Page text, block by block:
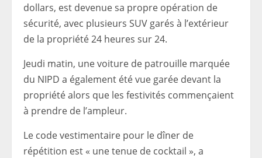
dollars, est devenue sa propre opération de
sécurité, avec plusieurs SUV garés à l’extérieur
de la propriété 24 heures sur 24.
Jeudi matin, une voiture de patrouille marquée
du NIPD a également été vue garée devant la
propriété alors que les festivités commençaient
à prendre de l’ampleur.
Le code vestimentaire pour le dîner de
répétition est « une tenue de cocktail », a